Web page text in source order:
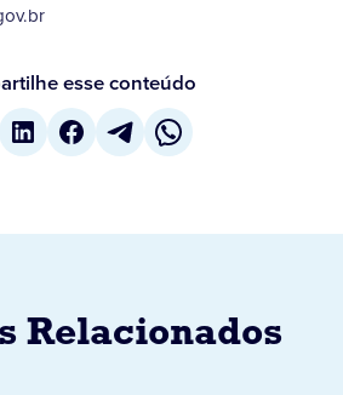
esse conteúdo
Relacionados